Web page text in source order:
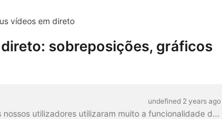
vídeos em direto
sobreposições, gráficos
undefined 2 years ago
Ao longo da experiência/cooperação de edição de vídeo, os nossos utilizadores utilizaram muito a funcionalidade de marca. A marca inclui tipos de letra exclusivos, campos personalizados, um ...